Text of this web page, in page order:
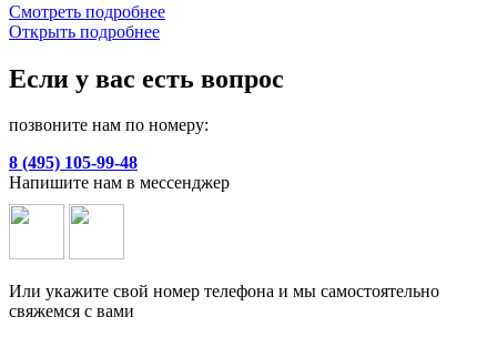
Смотреть подробнее
Открыть подробнее
Если у вас есть вопрос
позвоните нам по номеру:
8 (495) 105-99-48
Напишите нам в мессенджер
Или укажите свой номер телефона и мы самостоятельно
свяжемся с вами